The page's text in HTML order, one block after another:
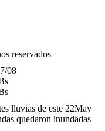
reservados
08
lluvias de este 22May
quedaron inundadas